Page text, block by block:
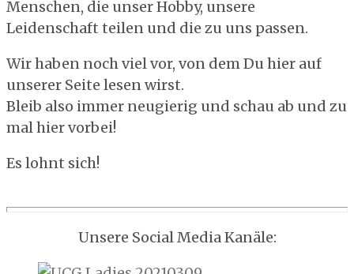
Menschen, die unser Hobby, unsere
Leidenschaft teilen und die zu uns passen.
Wir haben noch viel vor, von dem Du hier auf
unserer Seite lesen wirst.
Bleib also immer neugierig und schau ab und zu
mal hier vorbei!
Es lohnt sich!
Unsere Social Media Kanäle: